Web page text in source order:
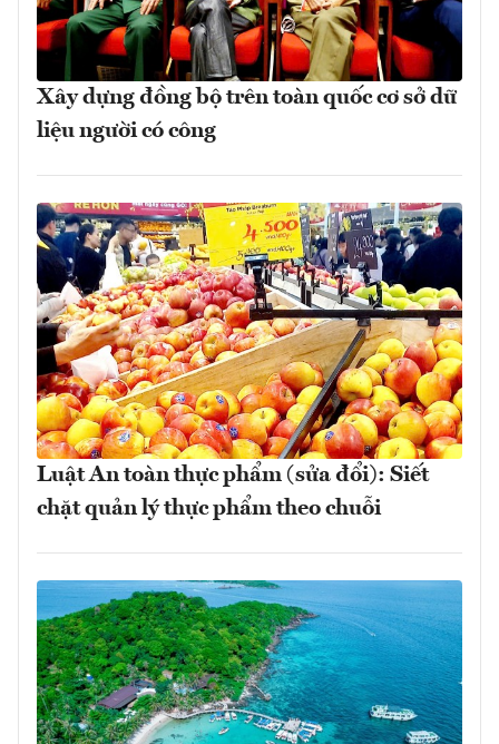
Xây dựng đồng bộ trên toàn quốc cơ sở dữ
liệu người có công
Luật An toàn thực phẩm (sửa đổi): Siết
chặt quản lý thực phẩm theo chuỗi